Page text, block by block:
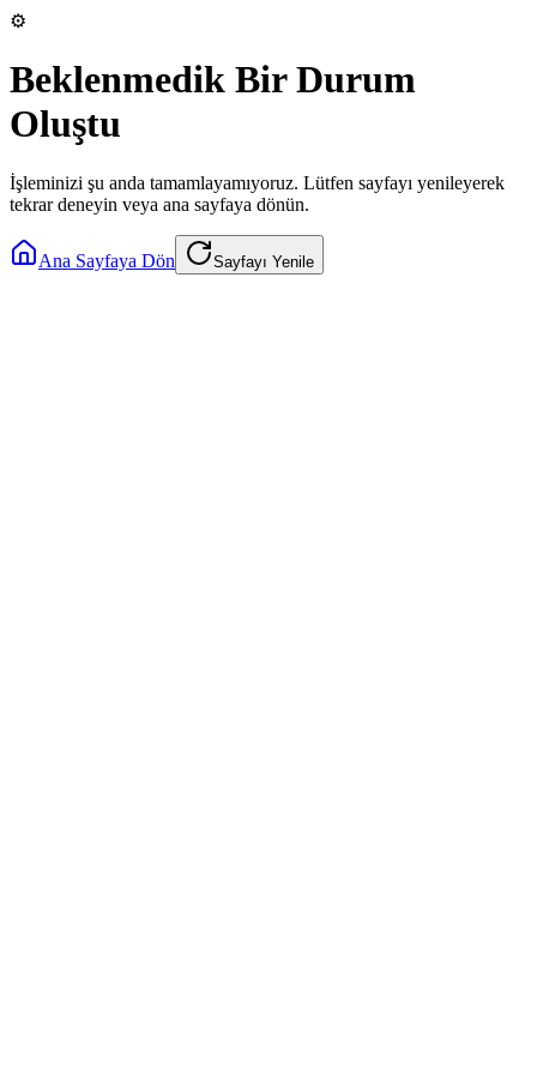
⚙️
Beklenmedik Bir Durum
Oluştu
İşleminizi şu anda tamamlayamıyoruz. Lütfen sayfayı yenileyerek
tekrar deneyin veya ana sayfaya dönün.
Ana Sayfaya Dön Sayfayı Yenile